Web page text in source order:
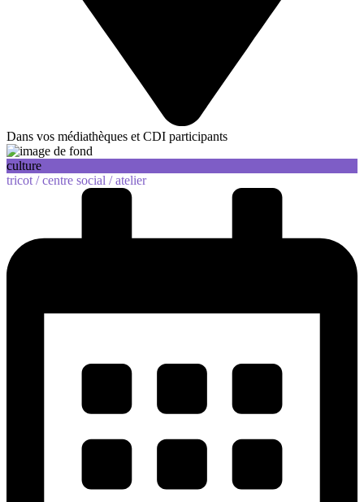
Dans vos médiathèques et CDI participants
culture
tricot /centre social /atelier